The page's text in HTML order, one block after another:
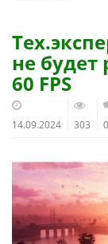
не будет
60 FPS
14.09.2024 303 0